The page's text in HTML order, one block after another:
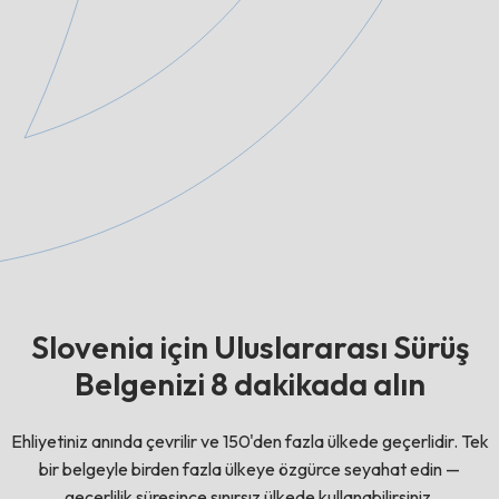
Slovenia için Uluslararası Sürüş
Belgenizi 8 dakikada alın
Ehliyetiniz anında çevrilir ve 150'den fazla ülkede geçerlidir. Tek
bir belgeyle birden fazla ülkeye özgürce seyahat edin —